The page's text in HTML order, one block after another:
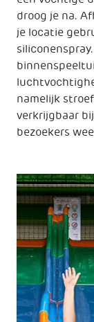
droog je na.
je locatie
namelijk
verkrijgbaar
bezoekers